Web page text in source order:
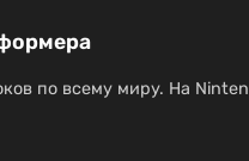
по всему миру. На